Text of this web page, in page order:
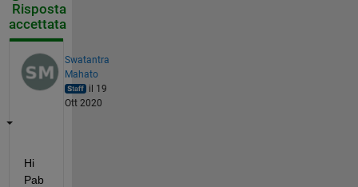
Risposta
accettata
Swatantra
Mahato
il 19
Ott 2020
Hi
Pab